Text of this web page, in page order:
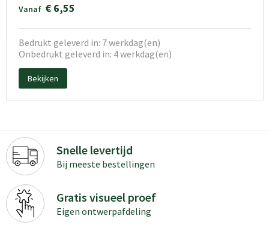
Vanaf € 6,55
Bedrukt geleverd in: 7 werkdag(en)
Onbedrukt geleverd in: 4 werkdag(en)
Bekijken
Snelle levertijd
Bij meeste bestellingen
Gratis visueel proef
Eigen ontwerpafdeling